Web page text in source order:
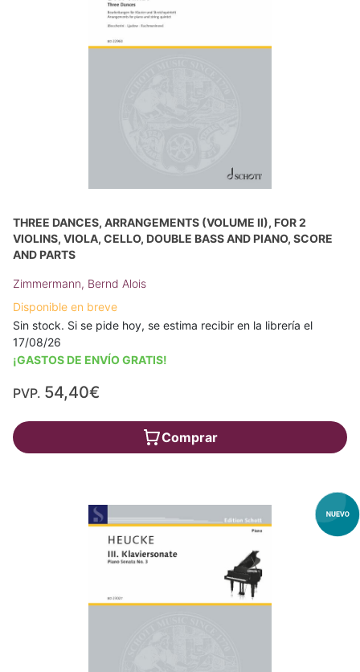
THREE DANCES, ARRANGEMENTS (VOLUME II), FOR 2
VIOLINS, VIOLA, CELLO, DOUBLE BASS AND PIANO, SCORE
AND PARTS
Zimmermann, Bernd Alois
Disponible en breve
Sin stock. Si se pide hoy, se estima recibir en la librería el
17/08/26
¡GASTOS DE ENVÍO GRATIS!
PVP. 54,40€
Comprar